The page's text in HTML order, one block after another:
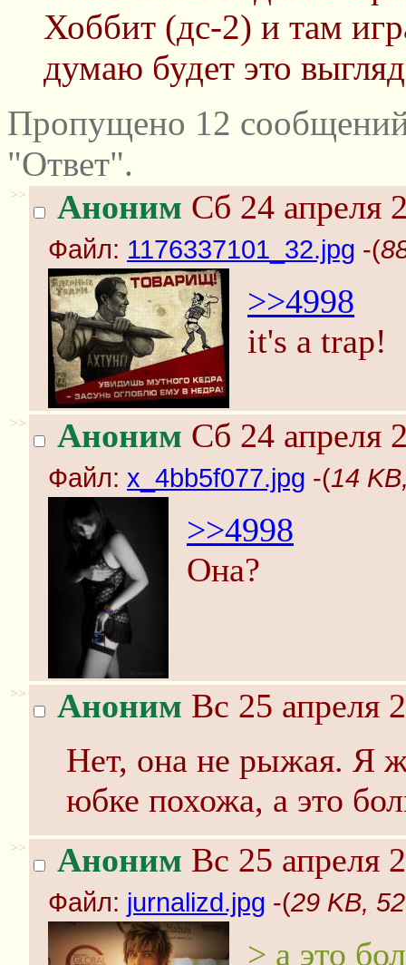
Хоббит (дс-2) и там
думаю будет это
Пропущено 12
"Ответ".
>> Аноним Сб 24 апреля
Файл: 1176337101_32.jpg -(
>>4998
it's a trap!
>> Аноним Сб 24 апреля
Файл: x_4bb5f077.jpg -(14
>>4998
Она?
>> Аноним Вс 25 апреля
Нет, она не рыжая. Я
юбке похожа, а это
>> Аноним Вс 25 апреля
Файл: jurnalizd.jpg -(29 KB,
> а это